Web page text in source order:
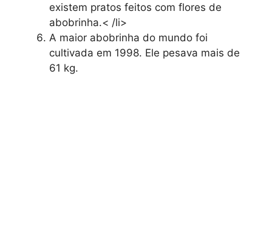
existem pratos feitos com flores de
abobrinha.< /li>
A maior abobrinha do mundo foi
cultivada em 1998. Ele pesava mais de
61 kg.